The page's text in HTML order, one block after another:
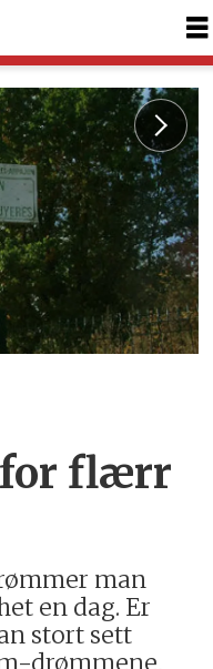
for flærr
man
en dag. Er
stort sett